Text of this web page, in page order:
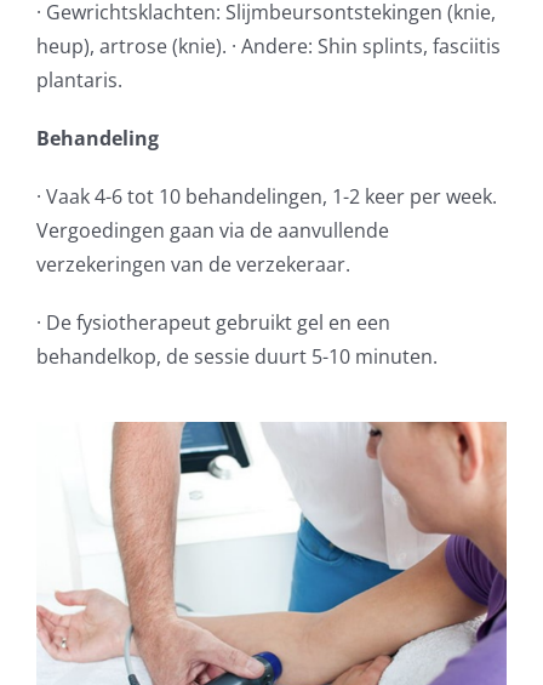
· Gewrichtsklachten: Slijmbeursontstekingen (knie,
heup), artrose (knie). · Andere: Shin splints, fasciitis
plantaris.
Behandeling
· Vaak 4-6 tot 10 behandelingen, 1-2 keer per week.
Vergoedingen gaan via de aanvullende
verzekeringen van de verzekeraar.
· De fysiotherapeut gebruikt gel en een
behandelkop, de sessie duurt 5-10 minuten.